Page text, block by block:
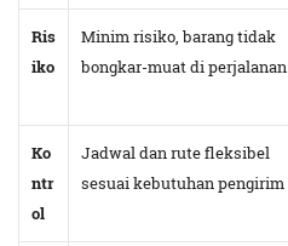
Ris
iko
Minim risiko, barang tidak
bongkar-muat di perjalanan
Ko
ntr
ol
Jadwal dan rute fleksibel
sesuai kebutuhan pengirim